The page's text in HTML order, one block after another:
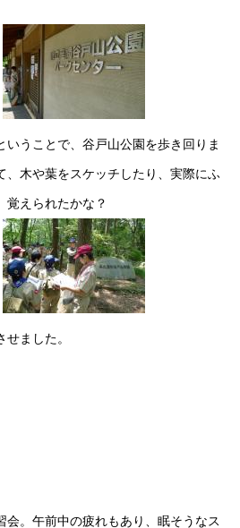
いうことで、谷戸山公園を歩き回りま
、木や葉をスケッチしたり、実際にふ
覚えられたかな？
ました。
会。午前中の疲れもあり、眠そうなス